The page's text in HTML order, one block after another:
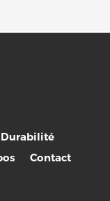
Durabilité
Contact